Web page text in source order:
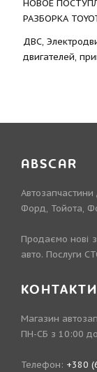
НОВОЕ
РАЗБОРКА
ДВС,
двигателей,
ABSCAR
Автозапчастини
Форд, Тойота,
Продаємо нові
авто. Послуги
КОНТАКТИ
Магазин
ПН-СБ з 10:00
Телефон: +380